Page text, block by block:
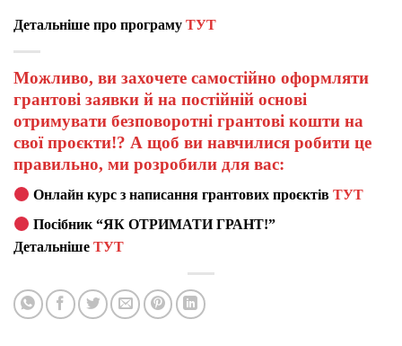
Детальніше про програму ТУТ
Можливо, ви захочете самостійно оформляти
грантові заявки й на постійній основі
отримувати безповоротні грантові кошти на
свої проєкти!? А щоб ви навчилися робити це
правильно, ми розробили для вас:
Онлайн курс з написання грантових проєктівТУТ
Посібник “ЯК ОТРИМАТИ ГРАНТ!”
Детальніше ТУТ